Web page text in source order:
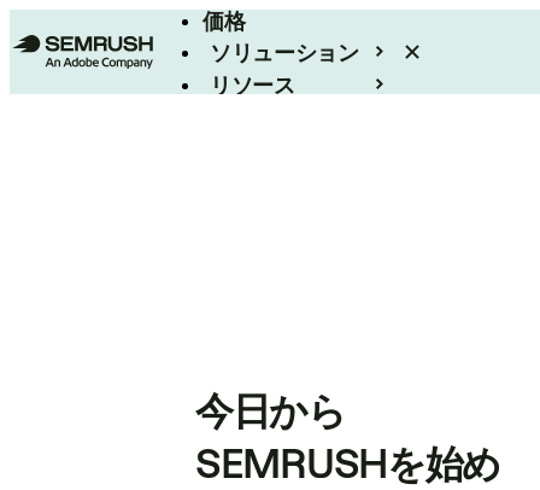
価格
ソリューション
リソース
今日から
SEMRUSHを始め